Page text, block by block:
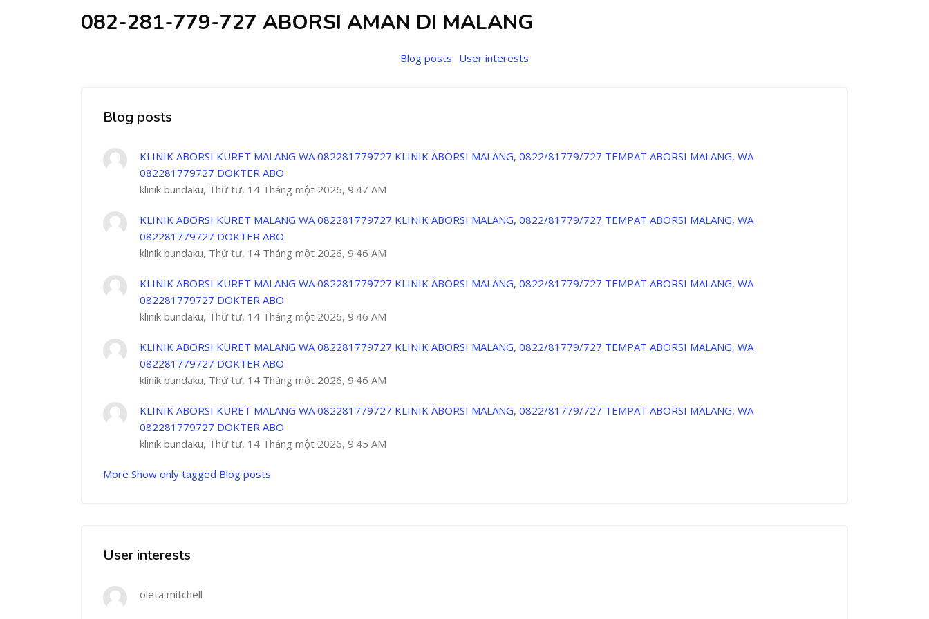
082-281-779-727 ABORSI AMAN DI MALANG
Blog posts User interests
Blog posts
KLINIK ABORSI KURET MALANG WA 082281779727 KLINIK ABORSI MALANG, 0822/81779/727 TEMPAT ABORSI MALANG, WA
082281779727 DOKTER ABO
klinik bundaku, Thứ tư, 14 Tháng một 2026, 9:47 AM
KLINIK ABORSI KURET MALANG WA 082281779727 KLINIK ABORSI MALANG, 0822/81779/727 TEMPAT ABORSI MALANG, WA
082281779727 DOKTER ABO
klinik bundaku, Thứ tư, 14 Tháng một 2026, 9:46 AM
KLINIK ABORSI KURET MALANG WA 082281779727 KLINIK ABORSI MALANG, 0822/81779/727 TEMPAT ABORSI MALANG, WA
082281779727 DOKTER ABO
klinik bundaku, Thứ tư, 14 Tháng một 2026, 9:46 AM
KLINIK ABORSI KURET MALANG WA 082281779727 KLINIK ABORSI MALANG, 0822/81779/727 TEMPAT ABORSI MALANG, WA
082281779727 DOKTER ABO
klinik bundaku, Thứ tư, 14 Tháng một 2026, 9:46 AM
KLINIK ABORSI KURET MALANG WA 082281779727 KLINIK ABORSI MALANG, 0822/81779/727 TEMPAT ABORSI MALANG, WA
082281779727 DOKTER ABO
klinik bundaku, Thứ tư, 14 Tháng một 2026, 9:45 AM
More Show only tagged Blog posts
User interests
oleta mitchell